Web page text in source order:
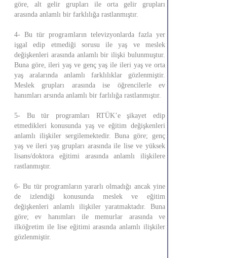
göre, alt gelir grupları ile orta gelir grupları
arasında anlamlı bir farklılığa rastlanmıştır.
4- Bu tür programların televizyonlarda fazla yer
işgal edip etmediği sorusu ile yaş ve meslek
değişkenleri arasında anlamlı bir ilişki bulunmuştur.
Buna göre, ileri yaş ve genç yaş ile ileri yaş ve orta
yaş aralarında anlamlı farklılıklar gözlenmiştir.
Meslek grupları arasında ise öğrencilerle ev
hanımları arsında anlamlı bir farlılığa rastlanmıştır.
5- Bu tür programları RTÜK’e şikayet edip
etmedikleri konusunda yaş ve eğitim değişkenleri
anlamlı ilişkiler sergilemektedir. Buna göre; genç
yaş ve ileri yaş grupları arasında ile lise ve yüksek
lisans/doktora eğitimi arasında anlamlı ilişkilere
rastlanmıştır.
6- Bu tür programların yararlı olmadığı ancak yine
de izlendiği konusunda meslek ve eğitim
değişkenleri anlamlı ilişkiler yaratmaktadır. Buna
göre; ev hanımları ile memurlar arasında ve
ilköğretim ile lise eğitimi arasında anlamlı ilişkiler
gözlenmiştir.